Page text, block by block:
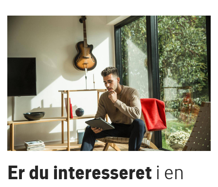
Er du interesseret i en